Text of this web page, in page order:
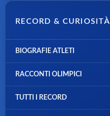
RECORD & CURIOSITÀ
BIOGRAFIE ATLETI
RACCONTI OLIMPICI
TUTTI I RECORD